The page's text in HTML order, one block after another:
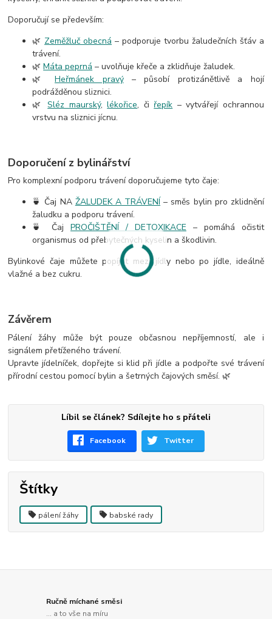
Doporučují se především:
🌿 Zeměžluč obecná – podporuje tvorbu žaludečních šťáv a
trávení.
🌿Máta peprná – uvolňuje křeče a zklidňuje žaludek.
🌿Heřmánek pravý– působí protizánětlivě a hojí
podrážděnou sliznici.
🌿Sléz maurský,lékořice, či řepík – vytvářejí ochrannou
vrstvu na sliznici jícnu.
Doporučení z bylinářství
Pro komplexní podporu trávení doporučujeme tyto čaje:
🍵 Čaj NA ŽALUDEK A TRÁVENÍ – směs bylin pro zklidnění
žaludku a podporu trávení.
🍵 ČajPROČIŠTĚNÍ / DETOXIKACE – pomáhá očistit
organismus od přebytečných kyselin a škodlivin.
Bylinkové čaje můžete popíjet mezi jídly nebo po jídle, ideálně
vlažné a bez cukru.
Závěrem
Pálení žáhy může být pouze občasnou nepříjemností, ale i
signálem přetíženého trávení.
Upravte jídelníček, dopřejte si klid při jídle a podpořte své trávení
přírodní cestou pomocí bylin a šetrných čajových směsí. 🌿
Líbil se článek? Sdílejte ho s přáteli
Facebook Twitter
Štítky
pálení žáhy babské rady
Ručně míchané směsi
... a to vše na míru